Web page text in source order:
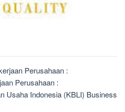
Perusahaan :
Perusahaan :
Usaha Indonesia (KBLI) Business